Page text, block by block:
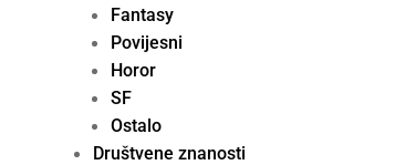
Fantasy
Povijesni
Horor
SF
Ostalo
Društvene znanosti